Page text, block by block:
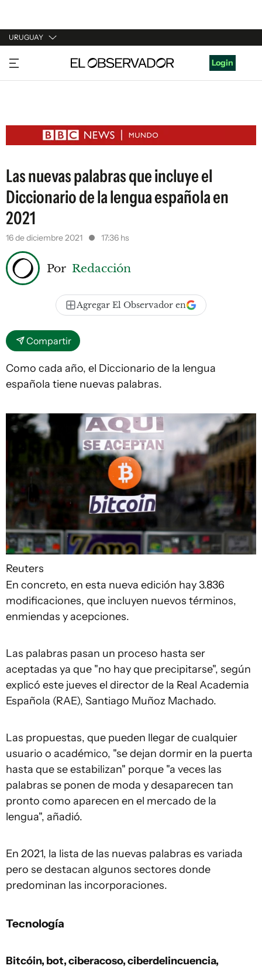
URUGUAY
URUGUAY
ARGENTINA
ESTADOS UNIDOS
Login
Las nuevas palabras que incluye el
Diccionario de la lengua española en
2021
16 de diciembre 2021 17:36 hs
Por Redacción
Agregar El Observador en
Compartir
Como cada año, el Diccionario de la lengua
española tiene nuevas palabras.
Reuters
En concreto, en esta nueva edición hay 3.836
modificaciones, que incluyen nuevos términos,
enmiendas y acepciones.
Las palabras pasan un proceso hasta ser
aceptadas ya que "no hay que precipitarse", según
explicó este jueves el director de la Real Academia
Española (RAE), Santiago Muñoz Machado.
Las propuestas, que pueden llegar de cualquier
usuario o académico, "se dejan dormir en la puerta
hasta que se estabilizan" porque "a veces las
palabras se ponen de moda y desaparecen tan
pronto como aparecen en el mercado de la
lengua", añadió.
En 2021, la lista de las nuevas palabras es variada
pero se destacan algunos sectores donde
predominan las incorporaciones.
Tecnología
Bitcóin, bot, ciberacoso, ciberdelincuencia,